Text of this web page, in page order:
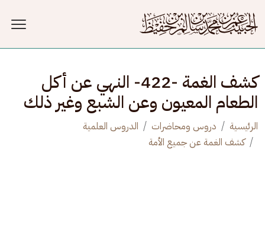
كشف الغمة -422- النهي عن أكل
الطعام المعيون وعن الشبع وغير ذلك
الرئيسية دروس ومحاضرات
الدروس العلمية
كشف الغمة عن جميع الأمة